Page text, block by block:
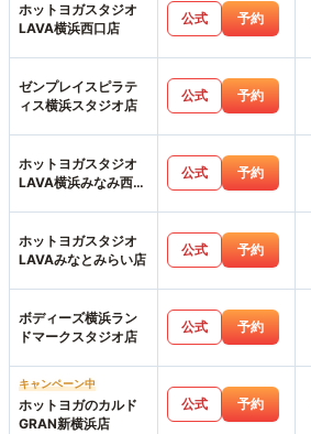
ホットヨガスタジオ
LAVA横浜西口店
公式 予約
ゼンプレイスピラテ
ィス横浜スタジオ店
公式 予約
ホットヨガスタジオ
LAVA横浜みなみ西口
公式 予約
ホットヨガスタジオ
LAVAみなとみらい店
公式 予約
ボディーズ横浜ラン
ドマークスタジオ店
公式 予約
キャンペーン中
ホットヨガのカルド
GRAN新横浜店
公式 予約